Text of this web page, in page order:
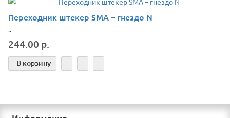
Переходник штекер SMA – гнездо N
..
244.00 р.
В корзину